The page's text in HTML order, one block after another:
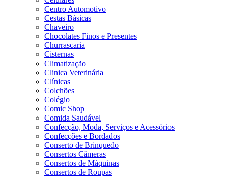
Centro Automotivo
Cestas Básicas
Chaveiro
Chocolates Finos e Presentes
Churrascaria
Cisternas
Climatização
Clinica Veterinária
Clínicas
Colchões
Colégio
Comic Shop
Comida Saudável
Confecção, Moda, Serviços e Acessórios
Confecções e Bordados
Conserto de Brinquedo
Consertos Câmeras
Consertos de Máquinas
Consertos de Roupas